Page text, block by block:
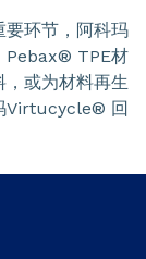
要环节，阿科玛
Pebax® TPE材
或为材料再生
Virtucycle® 回